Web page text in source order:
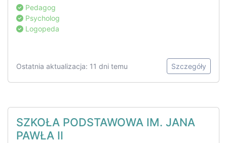
Pedagog
Psycholog
Logopeda
Ostatnia aktualizacja: 11 dni temu Szczegóły
SZKOŁA PODSTAWOWA IM. JANA
PAWŁA II